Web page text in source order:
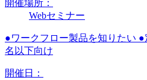
開催場所：
Webセミナー
●ワークフロー製品を知りたい ●
名以下向け
開催日：